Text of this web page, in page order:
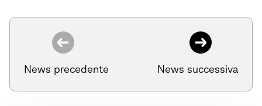
News precedente News successiva